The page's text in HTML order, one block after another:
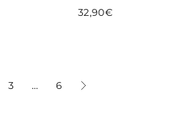
32,90€
3 … 6